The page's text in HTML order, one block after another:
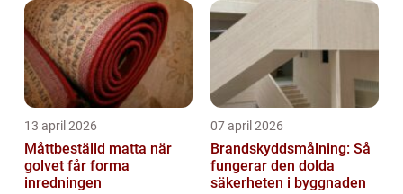
13 april 2026
Måttbeställd matta när
golvet får forma
inredningen
07 april 2026
Brandskyddsmålning: Så
fungerar den dolda
säkerheten i byggnaden